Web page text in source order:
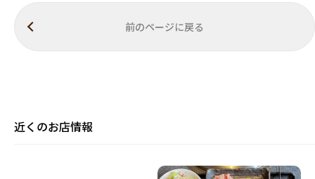
前のページに戻る
近くのお店情報